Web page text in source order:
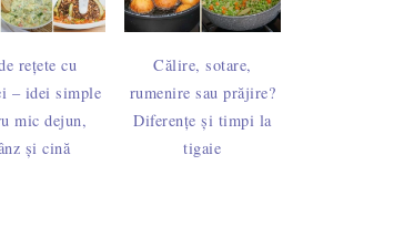
rețete cu
– idei simple
mic dejun,
și cină
Călire, sotare,
rumenire sau prăjire?
Diferențe și timpi la
tigaie